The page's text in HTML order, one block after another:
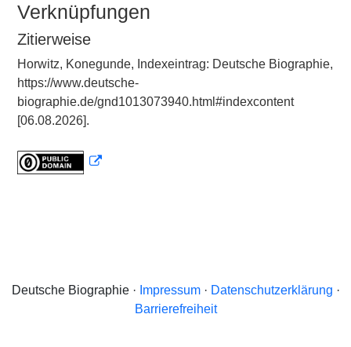
Verknüpfungen
Zitierweise
Horwitz, Konegunde, Indexeintrag: Deutsche Biographie,
https://www.deutsche-
biographie.de/gnd1013073940.html#indexcontent
[06.08.2026].
Deutsche Biographie · Impressum· Datenschutzerklärung ·
Barrierefreiheit